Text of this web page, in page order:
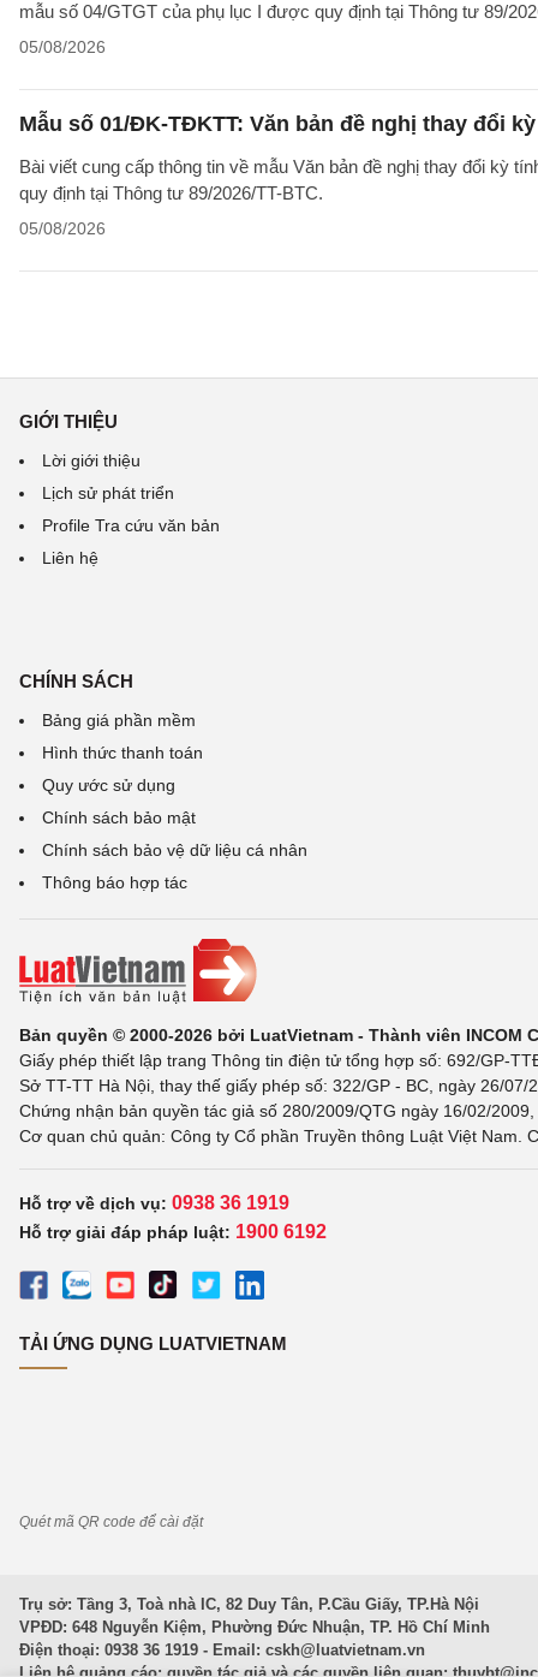
mẫu số 04/GTGT của phụ lục I được quy định tại Thông tư 89/
05/08/2026
Mẫu số 01/ĐK-TĐKTT: Văn bản đề nghị thay đổi
Bài viết cung cấp thông tin về mẫu Văn bản đề nghị thay đổi kỳ
quy định tại Thông tư 89/2026/TT-BTC.
05/08/2026
GIỚI THIỆU
Lời giới thiệu
Lịch sử phát triển
Profile Tra cứu văn bản
Liên hệ
CHÍNH SÁCH
Bảng giá phần mềm
Hình thức thanh toán
Quy ước sử dụng
Chính sách bảo mật
Chính sách bảo vệ dữ liệu cá nhân
Thông báo hợp tác
Bản quyền © 2000-2026 bởi LuatVietnam - Thành viên INCOM
Giấy phép thiết lập trang Thông tin điện tử tổng hợp số: 692/GP-
Sở TT-TT Hà Nội, thay thế giấy phép số: 322/GP - BC, ngày 26/
Chứng nhận bản quyền tác giả số 280/2009/QTG ngày 16/02/
Cơ quan chủ quản: Công ty Cổ phần Truyền thông Luật Việt Nam.
Hỗ trợ về dịch vụ: 0938 36 1919
Hỗ trợ giải đáp pháp luật: 1900 6192
TẢI ỨNG DỤNG LUATVIETNAM
Quét mã QR code để cài đặt
Trụ sở: Tầng 3, Toà nhà IC, 82 Duy Tân, P.Cầu Giấy, TP.Hà Nội
VPĐD: 648 Nguyễn Kiệm, Phường Đức Nhuận, TP. Hồ Chí Minh
Điện thoại: 0938 36 1919 - Email: cskh@luatvietnam.vn
Liên hệ quảng cáo; quyền tác giả và các quyền liên quan: